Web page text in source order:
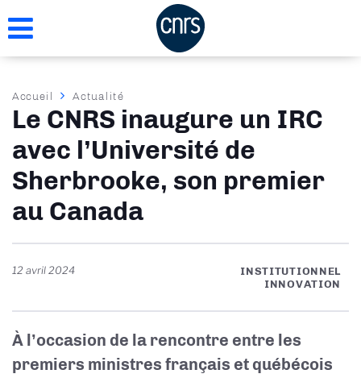
au
Fil
d'Ariane
Accueil Actualité
Le CNRS inaugure un IRC
avec l’Université de
Sherbrooke, son premier
au Canada
12 avril 2024
INSTITUTIONNEL
INNOVATION
À l’occasion de la rencontre entre les
premiers ministres français et québécois